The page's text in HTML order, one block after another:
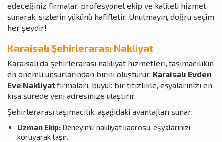
edeceğiniz firmalar, profesyonel ekip ve kaliteli hizmet
sunarak, sizlerin yükünü hafifletir. Unutmayın, doğru seçim
her şeydir!
Karaisalı Şehirlerarası Nakliyat
Karaisalı’da şehirlerarası nakliyat hizmetleri, taşımacılıkın
en önemli unsurlarından birini oluşturur. Karaisalı Evden
Eve Nakliyat firmaları, büyük bir titizlikle, eşyalarınızı en
kısa sürede yeni adresinize ulaştırır.
Şehirlerarası taşımacılık, aşağıdaki avantajları sunar:
Uzman Ekip: Deneyimli nakliyat kadrosu, eşyalarınızı
koruyarak taşır.